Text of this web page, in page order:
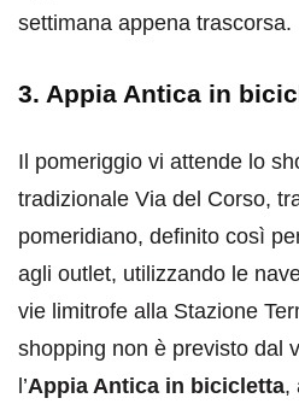
settimana appena trascorsa.
3. Appia Antica in
Il pomeriggio vi attende lo
tradizionale Via del Corso,
pomeridiano, definito così
agli outlet, utilizzando le
vie limitrofe alla Stazione
shopping non è previsto dal
l’Appia Antica in bicicletta,